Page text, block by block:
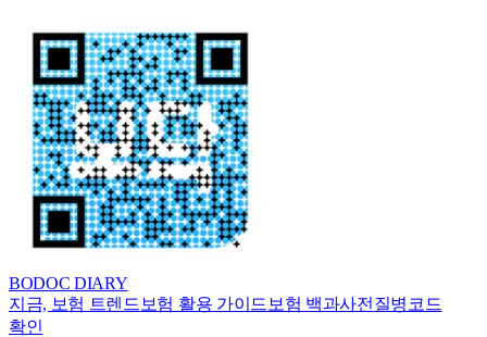
BODOCDIARY
지금, 보험 트렌드 보험 활용 가이드 보험 백과사전 질병코드
확인